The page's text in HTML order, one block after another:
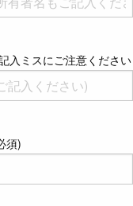
入ミスにご注意ください
須)